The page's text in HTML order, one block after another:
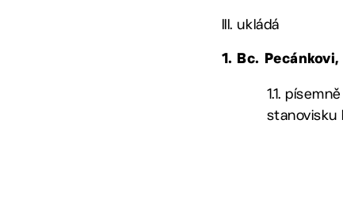
III. ukládá
1. Bc.
1.1.
stanovisku